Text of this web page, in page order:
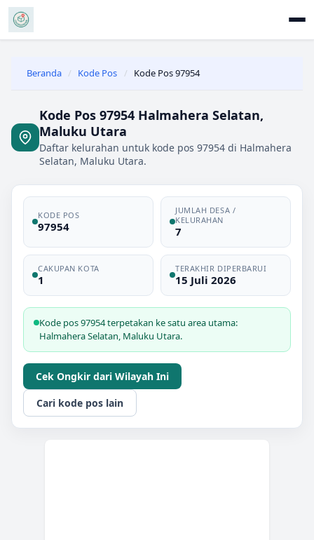
Beranda / Kode Pos / Kode Pos 97954
Kode Pos 97954 Halmahera Selatan,
Maluku Utara
Daftar kelurahan untuk kode pos 97954 di Halmahera
Selatan, Maluku Utara.
KODE POS
97954
JUMLAH DESA /
KELURAHAN
7
CAKUPAN KOTA
1
TERAKHIR DIPERBARUI
15 Juli 2026
Kode pos 97954 terpetakan ke satu area utama:
Halmahera Selatan, Maluku Utara.
Cek Ongkir dari Wilayah Ini
Cari kode pos lain